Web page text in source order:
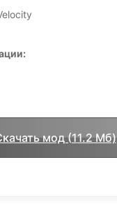
мод (11.2 Мб)